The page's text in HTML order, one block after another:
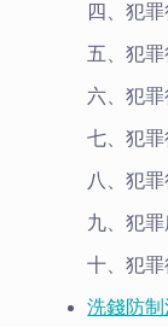
四、犯
五、犯罪
六、犯罪
七、犯罪
八、犯
九、犯罪
十、犯罪
洗錢防